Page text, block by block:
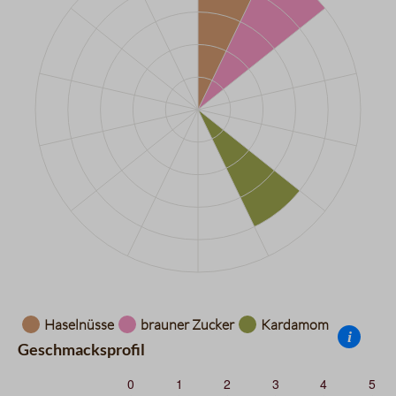
Datentabelle für das Diagramm: Aromarad
Haselnüsse brauner Zucker Kardamom
Geschmacksprofil
i